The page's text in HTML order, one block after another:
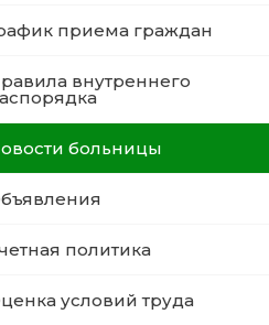
приема граждан
внутреннего
больницы
политика
условий труда